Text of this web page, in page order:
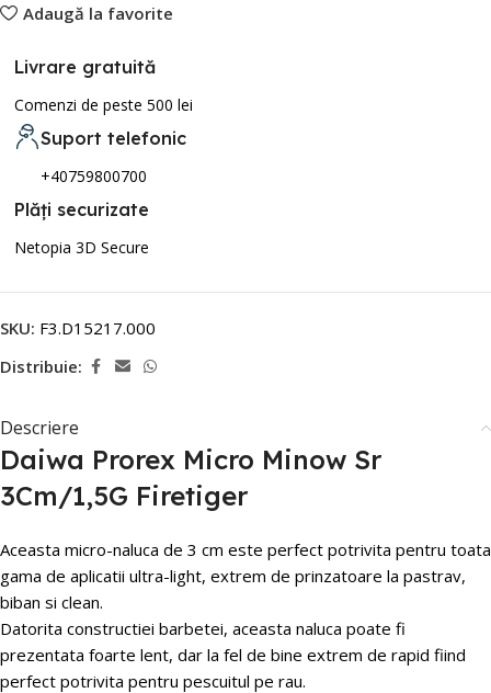
Adaugă la favorite
Livrare gratuită
Comenzi de peste 500 lei
Suport telefonic
+40759800700
Plăți securizate
Netopia 3D Secure
SKU: F3.D15217.000
Distribuie:
Descriere
Daiwa Prorex Micro Minow Sr
3Cm/1,5G Firetiger
Aceasta micro-naluca de 3 cm este perfect potrivita pentru toata
gama de aplicatii ultra-light, extrem de prinzatoare la pastrav,
biban si clean.
Datorita constructiei barbetei, aceasta naluca poate fi
prezentata foarte lent, dar la fel de bine extrem de rapid fiind
perfect potrivita pentru pescuitul pe rau.